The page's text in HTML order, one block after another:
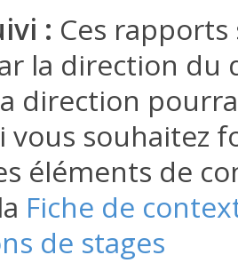
: Ces
la direction du
direction
vous souhaitez
éléments de
Fiche de
de stages